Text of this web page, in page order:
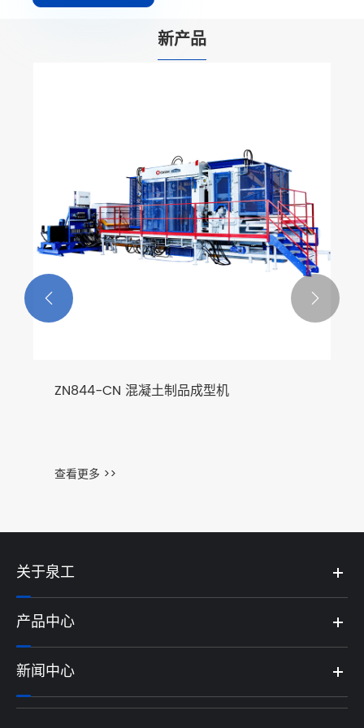
新产品
ZN844-CN 混凝土制品成型机
查看更多 >>
 
关于泉工
产品中心
新闻中心